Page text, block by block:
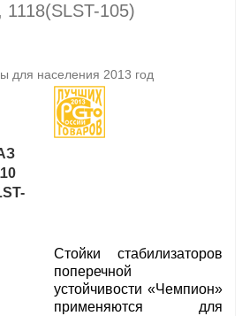
1118(SLST-105)
для населения 2013 год
Стойки стабилизаторов
поперечной
устойчивости «Чемпион»
применяются для